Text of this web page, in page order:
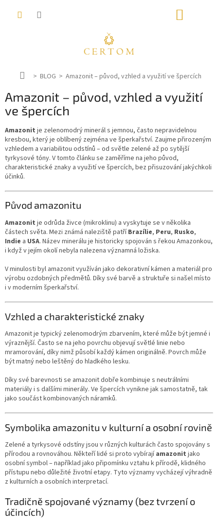
D
m
BLOG Amazonit – původ, vzhled a využití ve špercích
Amazonit – původ, vzhled a využití
ve špercích
Amazonit je zelenomodrý minerál s jemnou, často nepravidelnou
kresbou, který je oblíbený zejména ve šperkařství. Zaujme přirozeným
vzhledem a variabilitou odstínů – od světle zelené až po sytější
tyrkysové tóny. V tomto článku se zaměříme na jeho původ,
charakteristické znaky a využití ve špercích, bez přisuzování jakýchkoli
účinků.
Původ amazonitu
Amazonit je odrůda živce (mikroklinu) a vyskytuje se v několika
částech světa. Mezi známá naleziště patříBrazílie, Peru, Rusko,
Indie a USA. Název minerálu je historicky spojován s řekou Amazonkou,
i když v jejím okolí nebyla nalezena významná ložiska.
V minulosti byl amazonit využíván jako dekorativní kámen a materiál pro
výrobu ozdobných předmětů. Díky své barvě a struktuře si našel místo
i v moderním šperkařství.
Vzhled a charakteristické znaky
Amazonit je typický zelenomodrým zbarvením, které může být jemné i
výraznější. Často se na jeho povrchu objevují světlé linie nebo
mramorování, díky nimž působí každý kámen originálně. Povrch může
být matný nebo leštěný do hladkého lesku.
Díky své barevnosti se amazonit dobře kombinuje s neutrálními
materiály i s dalšími minerály. Ve špercích vynikne jak samostatně, tak
jako součást kombinovaných náramků.
Symbolika amazonitu v kulturní a osobní rovině
Zelené a tyrkysové odstíny jsou v různých kulturách často spojovány s
přírodou a rovnováhou. Někteří lidé si proto vybírajíamazonit jako
osobní symbol – například jako připomínku vztahu k přírodě, klidného
přístupu nebo důležité životní etapy. Tyto významy vycházejí výhradně
z kulturních a osobních interpretací.
Tradičně spojované významy (bez tvrzení o
účincích)